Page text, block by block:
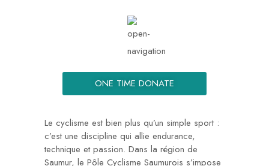
ONE TIME DONATE
Le cyclisme est bien plus qu’un simple sport :
c’est une discipline qui allie endurance,
technique et passion. Dans la région de
Saumur, le Pôle Cyclisme Saumurois s’impose